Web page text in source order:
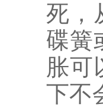
死，
碟簧
胀可
下不